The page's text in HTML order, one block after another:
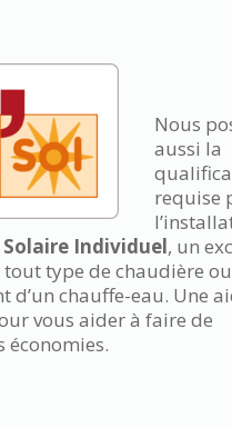
Nous
aussi la
requise
Individuel, un
type de chaudière
d’un chauffe-eau. Une
vous aider à faire de
économies.